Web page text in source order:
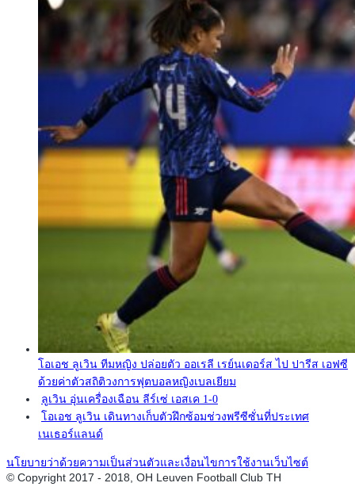
โอเอช ลูเวิน ทีมหญิง ปล่อยตัว ออเรลี เรย์นเดอร์ส ไป ปารีส เอฟซี
ด้วยค่าตัวสถิติวงการฟุตบอลหญิงเบลเยียม
ลูเวิน อุ่นเครื่องเฉือน ลีร์เซ่ เอสเค 1-0
โอเอช ลูเวิน เดินทางเก็บตัวฝึกซ้อมช่วงพรีซีซั่นที่ประเทศ
เนเธอร์แลนด์
นโยบายว่าด้วยความเป็นส่วนตัวและเงื่อนไขการใช้งานเว็บไซต์
© Copyright 2017 - 2018, OH Leuven Football Club TH